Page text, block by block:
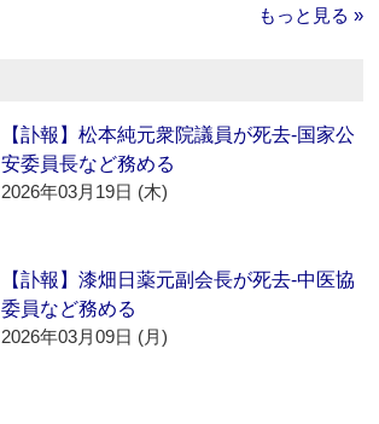
もっと見る »
【訃報】松本純元衆院議員が死去‐国家公
安委員長など務める
2026年03月19日 (木)
【訃報】漆畑日薬元副会長が死去‐中医協
委員など務める
2026年03月09日 (月)